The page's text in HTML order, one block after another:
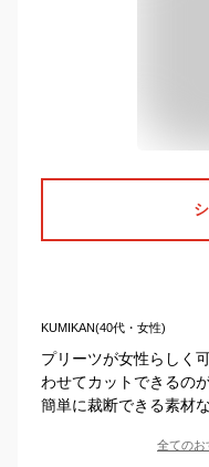
KUMIKAN(40代・女性)
プリーツが女性らしく
わせてカットできるの
簡単に裁断できる素材
全てのお